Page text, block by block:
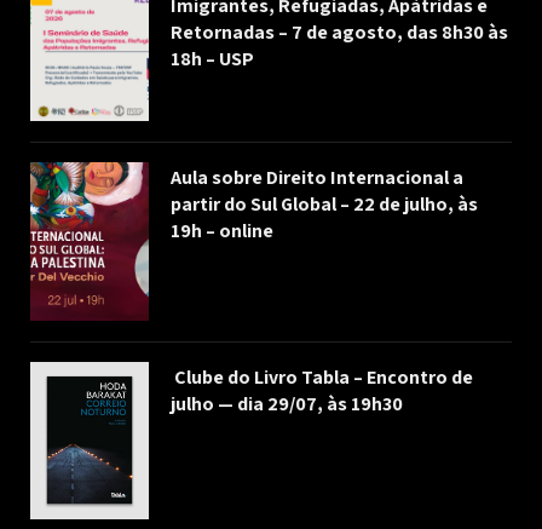
Retornadas – 7 de agosto, das 8h30 às
18h – USP
Aula sobre Direito Internacional a
partir do Sul Global – 22 de julho, às
19h – online
Clube do Livro Tabla – Encontro de
julho — dia 29/07, às 19h30